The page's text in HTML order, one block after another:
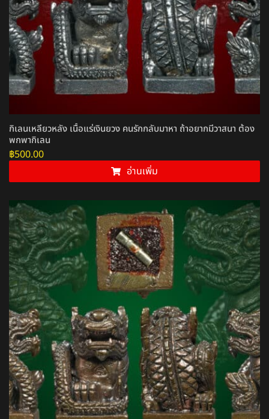
กิเลนเหลียวหลัง เนื้อแร่เงินยวง คนรักกลับมาหา ถ้าอยากมีวาสนา ต้อง
พกพากิเลน
฿500.00
อ่านเพิ่ม